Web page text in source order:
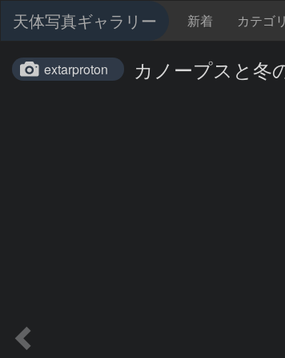
天体写真ギャラリー 新着 カテゴ
extarproton カノープスと冬